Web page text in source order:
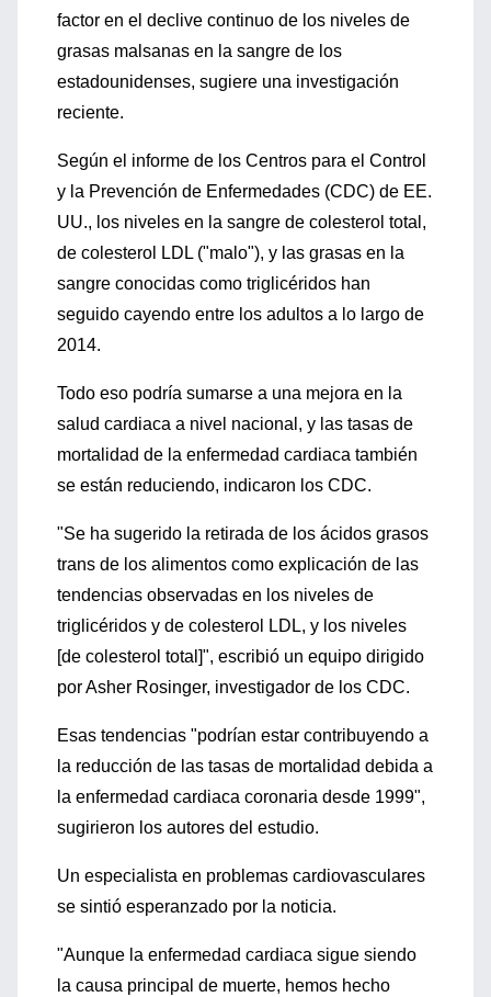
factor en el declive continuo de los niveles de
grasas malsanas en la sangre de los
estadounidenses, sugiere una investigación
reciente.
Según el informe de los Centros para el Control
y la Prevención de Enfermedades (CDC) de EE.
UU., los niveles en la sangre de colesterol total,
de colesterol LDL ("malo"), y las grasas en la
sangre conocidas como triglicéridos han
seguido cayendo entre los adultos a lo largo de
2014.
Todo eso podría sumarse a una mejora en la
salud cardiaca a nivel nacional, y las tasas de
mortalidad de la enfermedad cardiaca también
se están reduciendo, indicaron los CDC.
"Se ha sugerido la retirada de los ácidos grasos
trans de los alimentos como explicación de las
tendencias observadas en los niveles de
triglicéridos y de colesterol LDL, y los niveles
[de colesterol total]", escribió un equipo dirigido
por Asher Rosinger, investigador de los CDC.
Esas tendencias "podrían estar contribuyendo a
la reducción de las tasas de mortalidad debida a
la enfermedad cardiaca coronaria desde 1999",
sugirieron los autores del estudio.
Un especialista en problemas cardiovasculares
se sintió esperanzado por la noticia.
"Aunque la enfermedad cardiaca sigue siendo
la causa principal de muerte, hemos hecho